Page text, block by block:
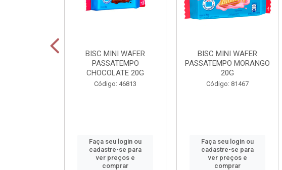
BISC MINI WAFER
PASSATEMPO
CHOCOLATE 20G
Código: 46813
Faça seu login ou
cadastre-se para
ver preços e
comprar
BISC MINI WAFER
PASSATEMPO MORANGO
20G
Código: 81467
Faça seu login ou
cadastre-se para
ver preços e
comprar